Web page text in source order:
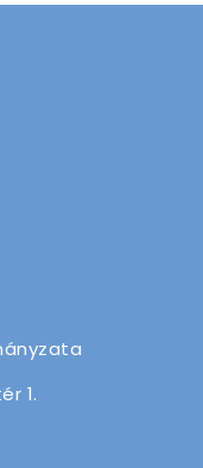
1.